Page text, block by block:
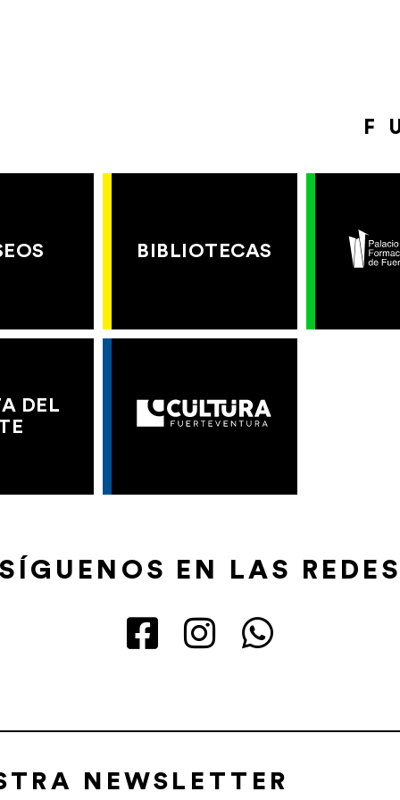
BIBLIOTECAS
DEL
EN LAS
NEWSLETTER